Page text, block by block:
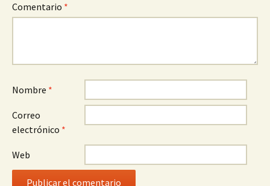
Comentario *
Nombre *
Correo
electrónico *
Web